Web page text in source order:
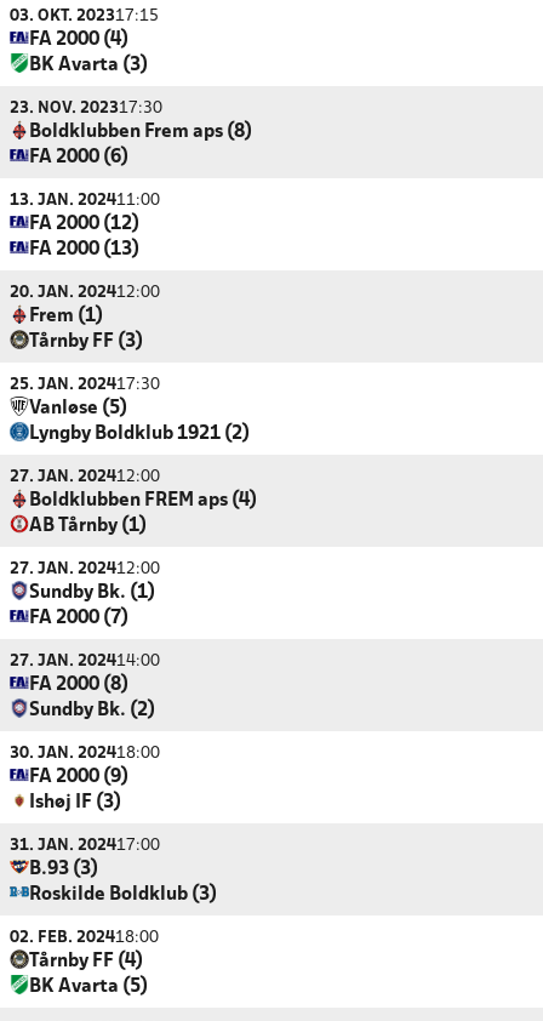
03. OKT. 202317:15
FA 2000 (4)
BK Avarta (3)
23. NOV. 202317:30
Boldklubben Frem aps (8)
FA 2000 (6)
13. JAN. 202411:00
FA 2000 (12)
FA 2000 (13)
20. JAN. 202412:00
Frem (1)
Tårnby FF (3)
25. JAN. 202417:30
Vanløse (5)
Lyngby Boldklub 1921 (2)
27. JAN. 202412:00
Boldklubben FREM aps (4)
AB Tårnby (1)
27. JAN. 202412:00
Sundby Bk. (1)
FA 2000 (7)
27. JAN. 202414:00
FA 2000 (8)
Sundby Bk. (2)
30. JAN. 202418:00
FA 2000 (9)
Ishøj IF (3)
31. JAN. 202417:00
B.93 (3)
Roskilde Boldklub (3)
02. FEB. 202418:00
Tårnby FF (4)
BK Avarta (5)